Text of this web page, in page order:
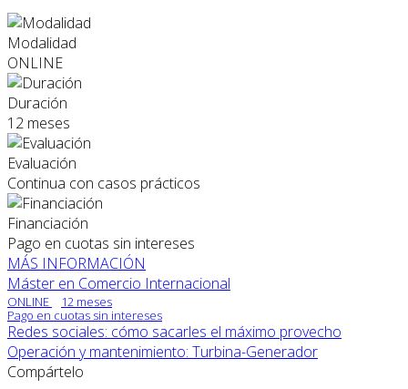
Modalidad
ONLINE
Duración
12 meses
Evaluación
Continua con casos prácticos
Financiación
Pago en cuotas sin intereses
MÁS INFORMACIÓN
Máster en Comercio Internacional
ONLINE
12 meses
Pago en cuotas sin intereses
Redes sociales: cómo sacarles el máximo provecho
Operación y mantenimiento: Turbina-Generador
Compártelo